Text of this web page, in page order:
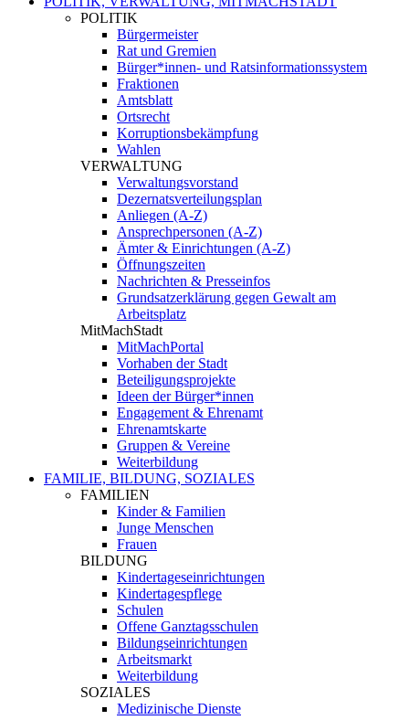
POLITIK
Bürgermeister
Rat und Gremien
Bürger*innen- und Ratsinformationssystem
Fraktionen
Amtsblatt
Ortsrecht
Korruptionsbekämpfung
Wahlen
VERWALTUNG
Verwaltungsvorstand
Dezernatsverteilungsplan
Anliegen (A-Z)
Ansprechpersonen (A-Z)
Ämter & Einrichtungen (A-Z)
Öffnungszeiten
Nachrichten & Presseinfos
Grundsatzerklärung gegen Gewalt am
Arbeitsplatz
MitMachStadt
MitMachPortal
Vorhaben der Stadt
Beteiligungsprojekte
Ideen der Bürger*innen
Engagement & Ehrenamt
Ehrenamtskarte
Gruppen & Vereine
Weiterbildung
FAMILIE, BILDUNG, SOZIALES
FAMILIEN
Kinder & Familien
Junge Menschen
Frauen
BILDUNG
Kindertageseinrichtungen
Kindertagespflege
Schulen
Offene Ganztagsschulen
Bildungseinrichtungen
Arbeitsmarkt
Weiterbildung
SOZIALES
Medizinische Dienste